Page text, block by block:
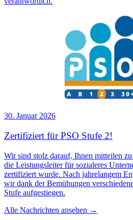
30. Januar 2026
Zertifiziert für PSO Stufe 2!
Wir sind stolz darauf, Ihnen mitteilen
die Leistungsleiter für sozialeres
zertifiziert wurde. Nach jahrelangem
wir dank der Bemühungen
Stufe aufgestiegen.
Alle Nachrichten ansehen →